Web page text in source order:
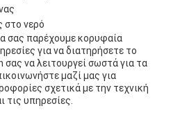
στο νερό
σας παρέχουμε κορυφαία
για να διατηρήσετε το
να λειτουργεί σωστά για τα
μαζί μας για
σχετικά με την τεχνική
τις υπηρεσίες.